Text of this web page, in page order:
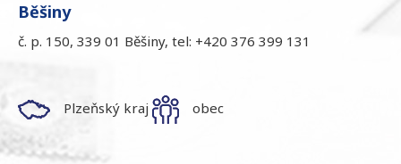
Běšiny
č. p. 150, 339 01 Běšiny, tel: +420 376 399 131
Plzeňský kraj obec